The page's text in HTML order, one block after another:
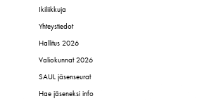
Ikiliikkuja
Yhteystiedot
Hallitus 2026
Valiokunnat 2026
SAUL jäsenseurat
Hae jäseneksi info